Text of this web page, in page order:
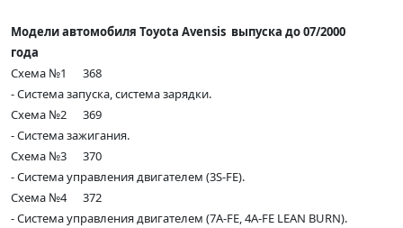
Модели автомобиля Toyota Avensis выпуска до 07/2000
года
Схема №1 368
- Система запуска, система зарядки.
Схема №2 369
- Система зажигания.
Схема №3 370
- Система управления двигателем (3S-FE).
Схема №4 372
- Система управления двигателем (7A-FE, 4A-FE LEAN BURN).